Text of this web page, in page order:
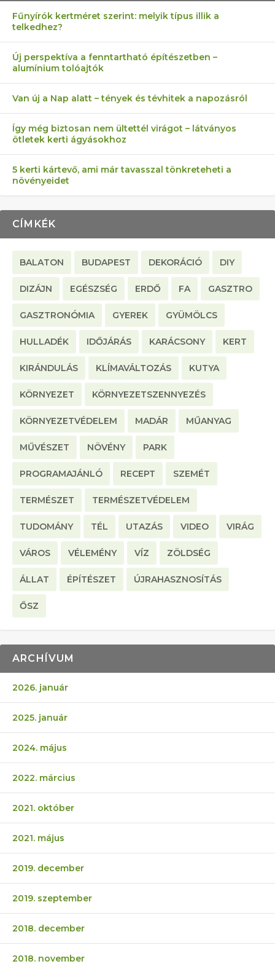
AZ ÖNELLÁTÁS 13 PONTJA
KEZDŐKNEK
6 LEGJOBB NÖVÉNY SZOMSZÉD
ELLEN
MÁRPEDIG A TŰZIJÁTÉK NEM MENŐ!
AKI ELDOBÁLJA A CIGICSIKKEKET,
AZ EGY KÖ…
FÉLREÉRTETT KERTÉSZKEDÉS:
TÉRKŐ ÉS MURVA
Fűnyírók kertméret szerint: melyik típus illik a
telkedhez?
Új perspektíva a fenntartható építészetben –
alumínium tolóajtók
Van új a Nap alatt – tények és tévhitek a napozásról
Így még biztosan nem ültettél virágot – látványos
ötletek kerti ágyásokhoz
5 kerti kártevő, ami már tavasszal tönkreteheti a
növényeidet
CÍMKÉK
BALATON BUDAPEST DEKORÁCIÓ DIY
DIZÁJN EGÉSZSÉG ERDŐ FA GASZTRO
GASZTRONÓMIA GYEREK GYÜMÖLCS
HULLADÉK IDŐJÁRÁS KARÁCSONY KERT
KIRÁNDULÁS KLÍMAVÁLTOZÁS KUTYA
KÖRNYEZET KÖRNYEZETSZENNYEZÉS
KÖRNYEZETVÉDELEM MADÁR MŰANYAG
MŰVÉSZET NÖVÉNY PARK
PROGRAMAJÁNLÓ RECEPT SZEMÉT
TERMÉSZET TERMÉSZETVÉDELEM
TUDOMÁNY TÉL UTAZÁS VIDEO VIRÁG
VÁROS VÉLEMÉNY VÍZ ZÖLDSÉG
ÁLLAT ÉPÍTÉSZET ÚJRAHASZNOSÍTÁS
ŐSZ
ARCHÍVUM
2026. január
2025. január
2024. május
2022. március
2021. október
2021. május
2019. december
2019. szeptember
2018. december
2018. november